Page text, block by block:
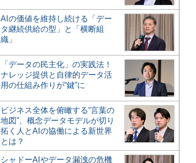
AIの価値を維持し続ける「デー
タ継続供給の型」と「横断組
織」
「データの民主化」の実践法！
ナレッジ提供と自律的データ活
用の仕組み作りが“鍵”に
ビジネス全体を俯瞰する“言葉の
地図”、概念データモデルが切り
拓く人とAIの協働による新世界
とは？
シャドーAIやデータ漏洩の危機